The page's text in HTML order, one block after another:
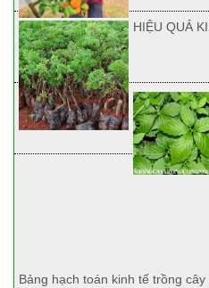
HIỆU QUẢ
Bảng hạch toán kinh tế trồng